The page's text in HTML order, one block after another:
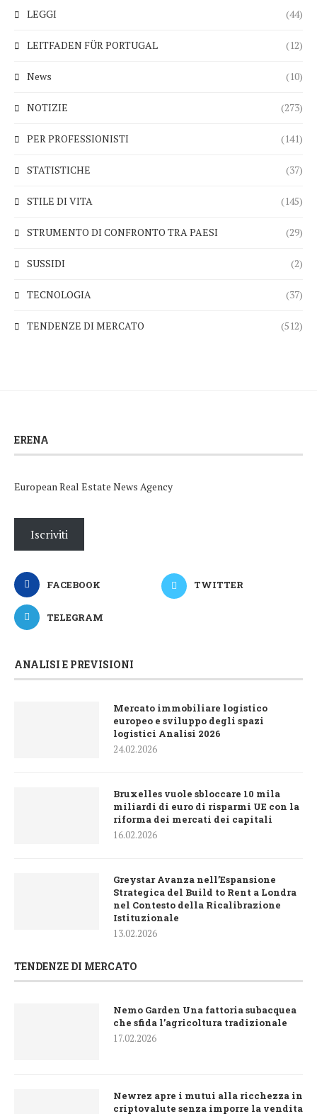
LEGGI (44)
LEITFADEN FÜR PORTUGAL (12)
News (10)
NOTIZIE (273)
PER PROFESSIONISTI (141)
STATISTICHE (37)
STILE DI VITA (145)
STRUMENTO DI CONFRONTO TRA PAESI (29)
SUSSIDI (2)
TECNOLOGIA (37)
TENDENZE DI MERCATO (512)
ERENA
European Real Estate News Agency
Iscriviti
FACEBOOK TWITTER
TELEGRAM
ANALISI E PREVISIONI
Mercato immobiliare logistico
europeo e sviluppo degli spazi
logistici Analisi 2026
24.02.2026
Bruxelles vuole sbloccare 10 mila
miliardi di euro di risparmi UE con la
riforma dei mercati dei capitali
16.02.2026
Greystar Avanza nell’Espansione
Strategica del Build to Rent a Londra
nel Contesto della Ricalibrazione
Istituzionale
13.02.2026
TENDENZE DI MERCATO
Nemo Garden Una fattoria subacquea
che sfida l’agricoltura tradizionale
17.02.2026
Newrez apre i mutui alla ricchezza in
criptovalute senza imporre la vendita